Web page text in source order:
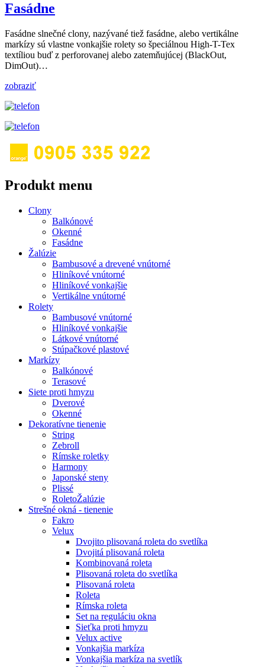
Fasádne
Fasádne slnečné clony, nazývané tiež fasádne, alebo vertikálne
markízy sú vlastne vonkajšie rolety so špeciálnou High-T-Tex
textíliou buď z perforovanej alebo zatemňujúcej (BlackOut,
DimOut)…
zobraziť
Produkt menu
Clony
Balkónové
Okenné
Fasádne
Žalúzie
Bambusové a drevené vnútorné
Hliníkové vnútorné
Hliníkové vonkajšie
Vertikálne vnútorné
Rolety
Bambusové vnútorné
Hliníkové vonkajšie
Látkové vnútorné
Stúpačkové plastové
Markízy
Balkónové
Terasové
Siete proti hmyzu
Dverové
Okenné
Dekoratívne tienenie
String
Zebroll
Rímske roletky
Harmony
Japonské steny
Plissé
RoletoŽalúzie
Strešné okná - tienenie
Fakro
Velux
Dvojito plisovaná roleta do svetlíka
Dvojitá plisovaná roleta
Kombinovaná roleta
Plisovaná roleta do svetlíka
Plisovaná roleta
Roleta
Rímska roleta
Set na reguláciu okna
Sieťka proti hmyzu
Velux active
Vonkajšia markíza
Vonkajšia markíza na svetlík